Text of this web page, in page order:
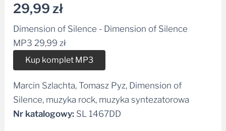
29,99zł
Dimension of Silence - Dimension of Silence
MP3 29,99zł
Kup komplet MP3
Marcin Szlachta, Tomasz Pyz, Dimension of
Silence, muzyka rock, muzyka syntezatorowa
Nr katalogowy: SL 1467DD